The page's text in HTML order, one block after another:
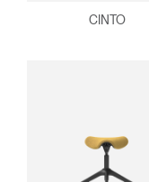
CINTO